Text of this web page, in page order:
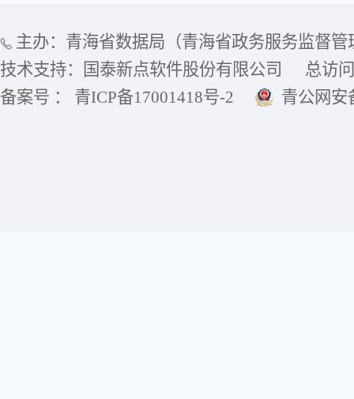
主办：青海省数据局（青海省政务服务监督管
技术支持：国泰新点软件股份有限公司
总访
备案号 ： 青ICP备17001418号-2
青公网安